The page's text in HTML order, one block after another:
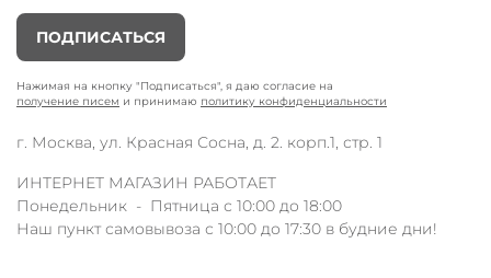
ПОДПИСАТЬСЯ
Нажимая на кнопку "Подписаться", я даю согласие на
получение писем и принимаю политику конфиденциальности
г. Москва, ул. Красная Сосна, д. 2. корп.1, стр. 1
ИНТЕРНЕТ МАГАЗИН РАБОТАЕТ
Понедельник - Пятница с 10:00 до 18:00
Наш пункт самовывоза с 10:00 до 17:30 в будние дни!